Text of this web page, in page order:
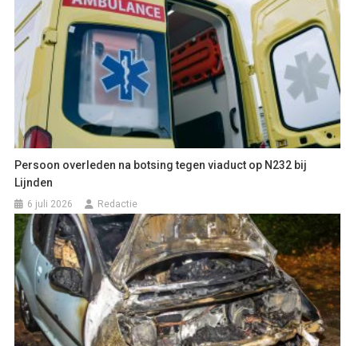
Persoon overleden na botsing tegen viaduct op N232 bij
Lijnden
6 juli 2026 Redactie